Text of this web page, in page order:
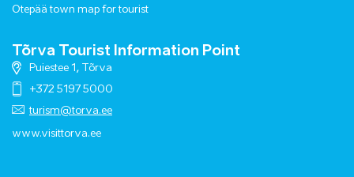
Otepää town map for tourist
Tõrva Tourist Information Point
Puiestee 1, Tõrva
+372 5197 5000
turism@torva.ee
www.visittorva.ee